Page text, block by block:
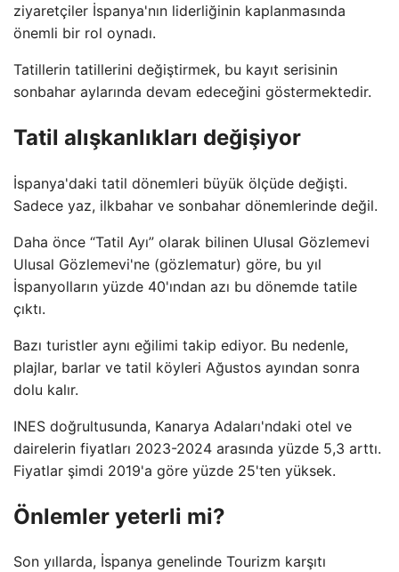
ziyaretçiler İspanya'nın liderliğinin kaplanmasında
önemli bir rol oynadı.
Tatillerin tatillerini değiştirmek, bu kayıt serisinin
sonbahar aylarında devam edeceğini göstermektedir.
Tatil alışkanlıkları değişiyor
İspanya'daki tatil dönemleri büyük ölçüde değişti.
Sadece yaz, ilkbahar ve sonbahar dönemlerinde değil.
Daha önce “Tatil Ayı” olarak bilinen Ulusal Gözlemevi
Ulusal Gözlemevi'ne (gözlematur) göre, bu yıl
İspanyolların yüzde 40'ından azı bu dönemde tatile
çıktı.
Bazı turistler aynı eğilimi takip ediyor. Bu nedenle,
plajlar, barlar ve tatil köyleri Ağustos ayından sonra
dolu kalır.
INES doğrultusunda, Kanarya Adaları'ndaki otel ve
dairelerin fiyatları 2023-2024 arasında yüzde 5,3 arttı.
Fiyatlar şimdi 2019'a göre yüzde 25'ten yüksek.
Önlemler yeterli mi?
Son yıllarda, İspanya genelinde Tourizm karşıtı